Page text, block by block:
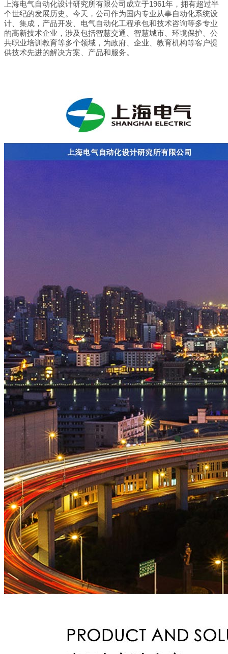
上海电气自动化设计研究所有限公司成立于1961年，拥有超过半
个世纪的发展历史。今天，公司作为国内专业从事自动化系统设
计、集成，产品开发、电气自动化工程承包和技术咨询等多专业
的高新技术企业，涉及包括智慧交通、智慧城市、环境保护、公
共职业培训教育等多个领域，为政府、企业、教育机构等客户提
供技术先进的解决方案、产品和服务。